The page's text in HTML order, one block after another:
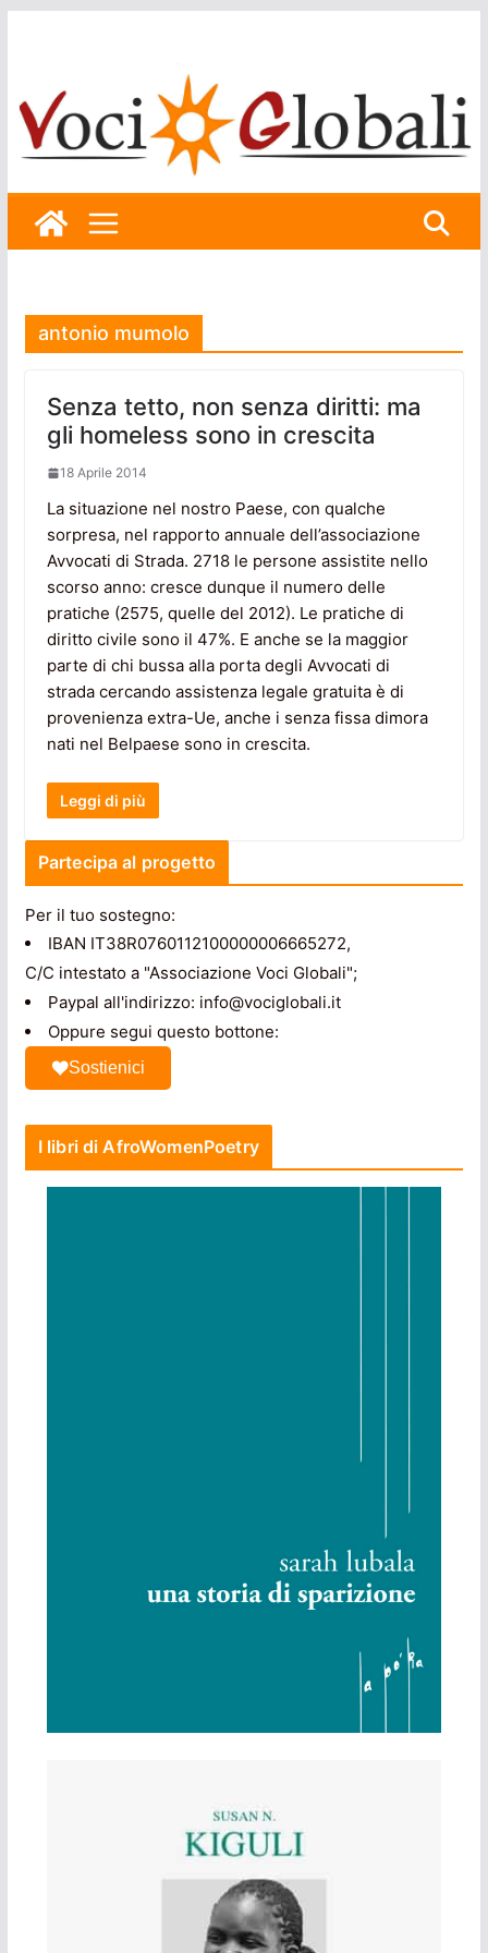
antonio mumolo
Senza tetto, non senza diritti: ma
gli homeless sono in crescita
18 Aprile 2014
La situazione nel nostro Paese, con qualche
sorpresa, nel rapporto annuale dell’associazione
Avvocati di Strada. 2718 le persone assistite nello
scorso anno: cresce dunque il numero delle
pratiche (2575, quelle del 2012). Le pratiche di
diritto civile sono il 47%. E anche se la maggior
parte di chi bussa alla porta degli Avvocati di
strada cercando assistenza legale gratuita è di
provenienza extra-Ue, anche i senza fissa dimora
nati nel Belpaese sono in crescita.
Leggi di più
Partecipa al progetto
Per il tuo sostegno:
IBAN IT38R0760112100000006665272,
C/C intestato a "Associazione Voci Globali";
Paypal all'indirizzo: info@vociglobali.it
Oppure segui questo bottone:
Sostienici
I libri di AfroWomenPoetry